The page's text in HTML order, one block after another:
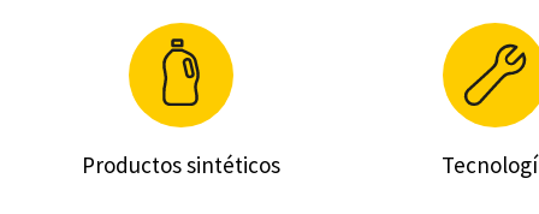
Productos sintéticos